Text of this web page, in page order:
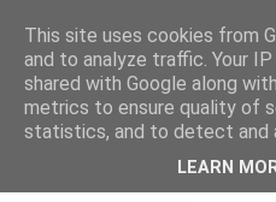
This site uses cookies from
and to analyze traffic. Your
shared with Google along
metrics to ensure quality of
statistics, and to detect and
LEARN